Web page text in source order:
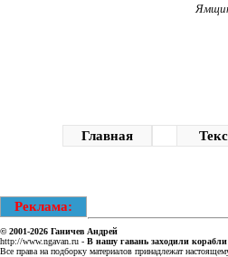
Главная
Реклама:
© 2001-2026 Ганичев Андрей
http://www.ngavan.ru - В нашу гавань заходили корабли
Все права на подборку материалов принадлежат